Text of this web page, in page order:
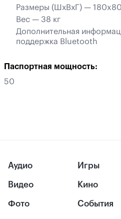
Размеры (ШхВхГ) —
Вес — 38 кг
Дополнительная
поддержка Bluetooth
Паспортная мощность:
50
Аудио
Видео
Фото
Игры
Кино
События